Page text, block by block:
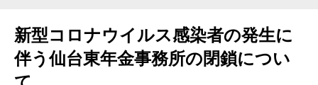
新型コロナウイルス感染者の発生に
伴う仙台東年金事務所の閉鎖につい